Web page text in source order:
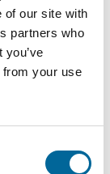
of our site with
partners who
from your use